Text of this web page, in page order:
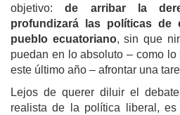
objetivo:de arribar la
profundizará las políticas de
pueblo ecuatoriano, sin que
puedan en lo absoluto – como
este último año – afrontar una
Lejos de querer diluir el
realista de la política liberal, es